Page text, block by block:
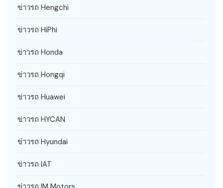
ข่าวรถ Hengchi
ข่าวรถ HiPhi
ข่าวรถ Honda
ข่าวรถ Hongqi
ข่าวรถ Huawei
ข่าวรถ HYCAN
ข่าวรถ Hyundai
ข่าวรถ IAT